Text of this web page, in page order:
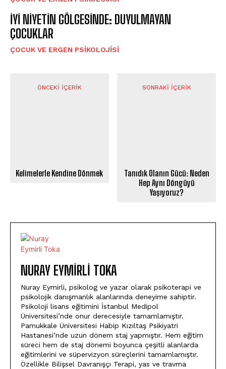
İYİ NİYETİN GÖLGESİNDE: DUYULMAYAN
ÇOCUKLAR
ÇOCUK VE ERGEN PSIKOLOJISI
ÖNCEKI İÇERIK
Kelimelerle Kendine Dönmek
SONRAKI İÇERIK
Tanıdık Olanın Gücü: Neden
Hep Aynı Döngüyü
Yaşıyoruz?
NURAY EYMIRLI TOKA
Nuray Eymirli, psikolog ve yazar olarak psikoterapi ve
psikolojik danışmanlık alanlarında deneyime sahiptir.
Psikoloji lisans eğitimini İstanbul Medipol
Üniversitesi’nde onur derecesiyle tamamlamıştır.
Pamukkale Üniversitesi Habip Kızıltaş Psikiyatri
Hastanesi’nde uzun dönem staj yapmıştır. Hem eğitim
süreci hem de staj dönemi boyunca çeşitli alanlarda
eğitimlerini ve süpervizyon süreçlerini tamamlamıştır.
Özellikle Bilişsel Davranışçı Terapi, yas ve travma